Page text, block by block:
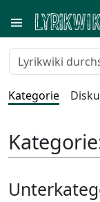
Kategorie
Kategorie